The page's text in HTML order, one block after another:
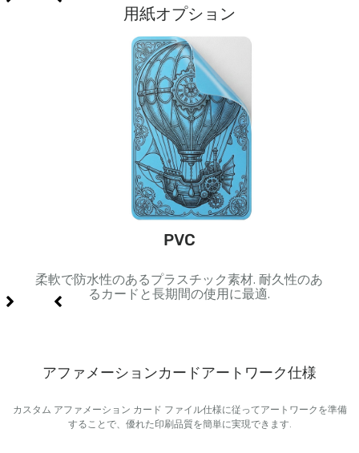
用紙オプション
PVC
柔軟で防水性のあるプラスチック素材. 耐久性のあ
るカードと長期間の使用に最適.
アファメーションカードアートワーク仕様
カスタム アファメーション カード ファイル仕様に従ってアートワークを準備
することで、優れた印刷品質を簡単に実現できます.